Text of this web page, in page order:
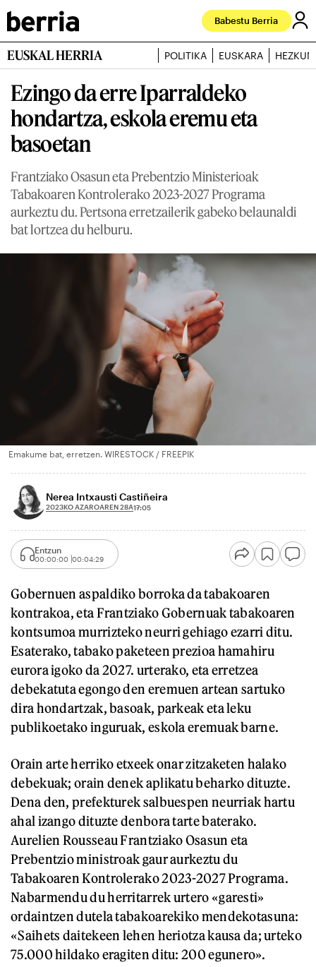
Babestu Berria
EUSKAL HERRIA POLITIKA EUSKARA
Ezingo da erre Iparraldeko
hondartza, eskola eremu eta
basoetan
Frantziako Osasun eta Prebentzio Ministerioak
Tabakoaren Kontrolerako 2023-2027 Programa
aurkeztu du. Pertsona erretzailerik gabeko belaunaldi
bat lortzea du helburu.
Emakume bat, erretzen. WIRESTOCK / FREEPIK
Nerea Intxausti Castiñeira
2023KO AZAROAREN 28A17:05
Entzun
00:00:00 00:04:29
Gobernuen aspaldiko borroka da tabakoaren
kontrakoa, eta Frantziako Gobernuak tabakoaren
kontsumoa murrizteko neurri gehiago ezarri ditu.
Esaterako, tabako paketeen prezioa hamahiru
eurora igoko da 2027. urterako, eta erretzea
debekatuta egongo den eremuen artean sartuko
dira hondartzak, basoak, parkeak eta leku
publikoetako inguruak, eskola eremuak barne.
Orain arte herriko etxeek onar zitzaketen halako
debekuak; orain denek aplikatu beharko dituzte.
Dena den, prefekturek salbuespen neurriak hartu
ahal izango dituzte denbora tarte baterako.
Aurelien Rousseau Frantziako Osasun eta
Prebentzio ministroak gaur aurkeztu du
Tabakoaren Kontrolerako 2023-2027 Programa.
Nabarmendu du herritarrek urtero «garesti»
ordaintzen dutela tabakoarekiko mendekotasuna:
«Saihets daitekeen lehen heriotza kausa da; urteko
75.000 hildako eragiten ditu: 200 egunero».